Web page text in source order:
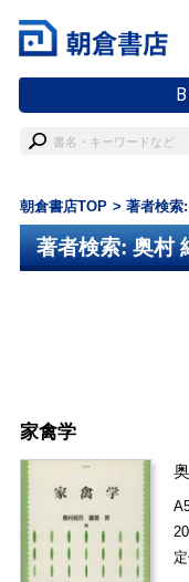
朝倉書店TOP 著者検索
著者検索: 奥村
家禽学